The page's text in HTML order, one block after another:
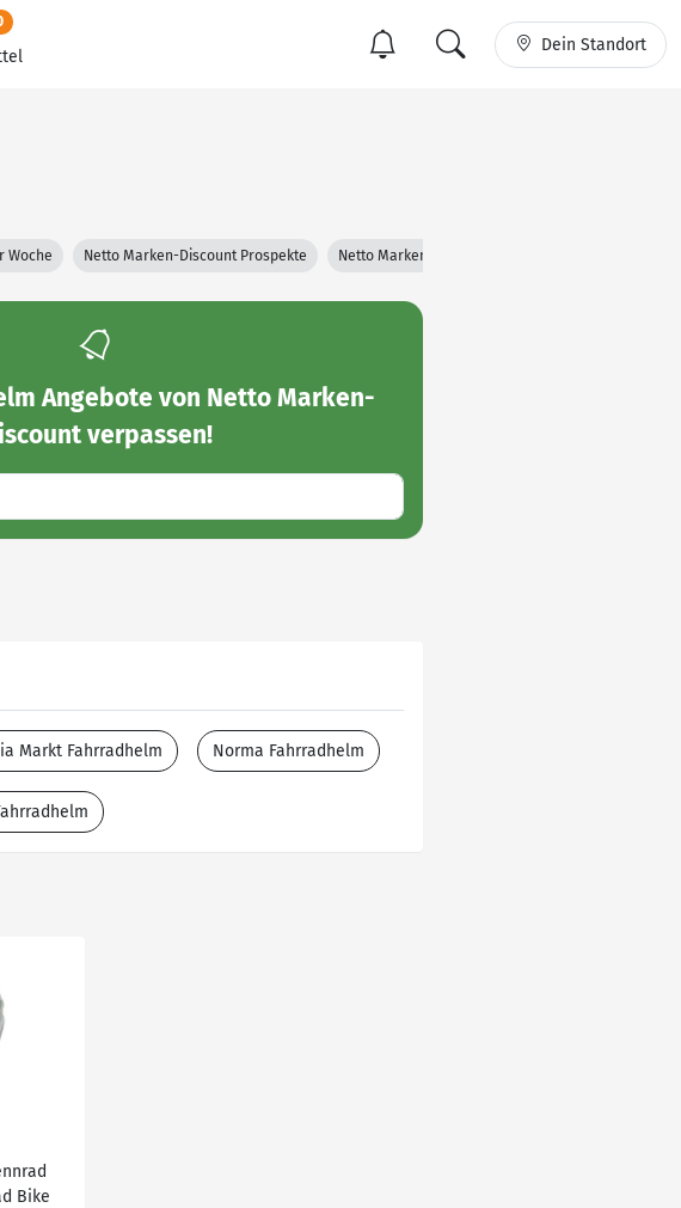
Dein Standort
Woche Netto Marken-Discount Prospekte Netto Marken-Discount Filialen
Angebote von Netto Marken-
verpassen!
Markt Fahrradhelm Norma Fahrradhelm
Bike